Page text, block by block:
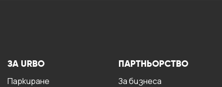
ЗА URBO
Паркиране
ПАРТНЬОРСТВО
За бизнесa